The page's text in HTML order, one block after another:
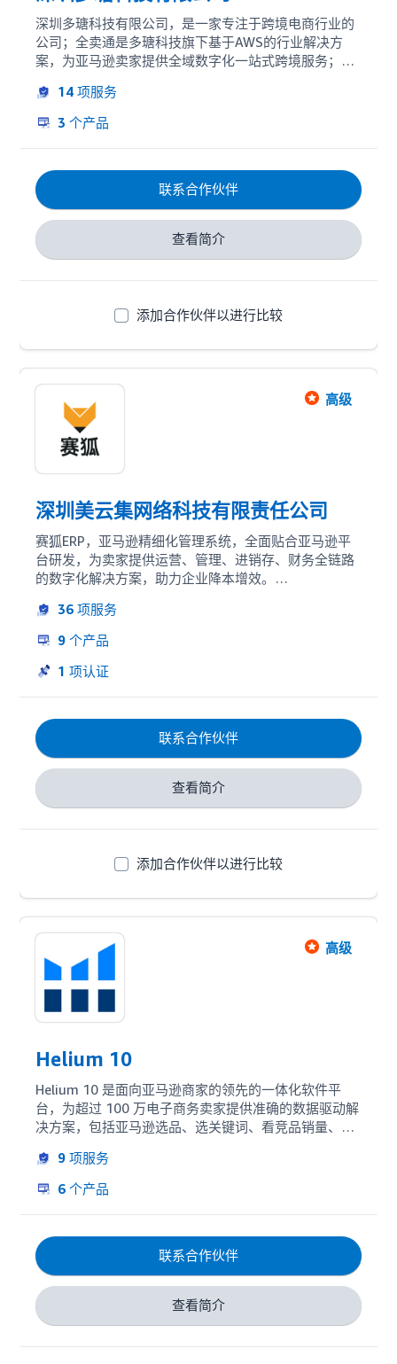
深圳多瑭科技有限公司，是一家专注于跨境电商行业的
公司；全卖通是多瑭科技旗下基于AWS的行业解决方
案，为亚马逊卖家提供全域数字化一站式跨境服务；全
务、报表等模块，打通资源、综合业务等场景应用，全
方位深度赋能跨境电商。经过全卖通团队的不懈努力，
坚持提供高质量的用户服务，强有力的广告运营支持以
及专业规范的业务流程，先后成为亚马逊广告合作伙
伴、亚马逊SPN服务商，亚马逊技术合作伙伴，并入驻
亚马逊官方商城，并在2022年4月29日，正式成为亚马
逊广告高级合作伙伴！
14 项服务
3 个产品
联系合作伙伴
查看简介
添加合作伙伴以进行比较
高级
深圳美云集网络科技有限责任公司
赛狐ERP，亚马逊精细化管理系统，全面贴合亚马逊平
台研发，为卖家提供运营、管理、进销存、财务全链路
的数字化解决方案，助力企业降本增效。
凭借着专业的技术优势、全方位的服务体系以及快速迭
代的产品升级模式，赛狐ERP在行业内备受卖家青睐，
目前已被30万+跨境卖家选择！
产品迭代频率，助力亚马逊卖家精细化高效运营。
36 项服务
9 个产品
1 项认证
联系合作伙伴
查看简介
添加合作伙伴以进行比较
高级
Helium 10
Helium 10 是面向亚马逊商家的领先的一体化软件平
台，为超过 100 万电子商务卖家提供准确的数据驱动解
决方案，包括亚马逊选品、选关键词、看竞品销量、管
业家提供数据、持续教育和社区支持的力量，助力发挥
他们的潜力并在电子商务的未来蓬勃发展。 从寻求机会
的兼职人士，到全职卖家、品牌、代理商，Helium 10
都为各个阶段的创业者和企业提供了迈向成功的工具。
9 项服务
6 个产品
联系合作伙伴
查看简介